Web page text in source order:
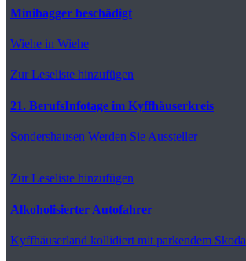
Minibagger beschädigt
Wiehe in Wiehe
Zur Leseliste hinzufügen
21. BerufsInfotage im Kyffhäuserkreis
Sondershausen Werden Sie Aussteller
Zur Leseliste hinzufügen
Alkoholisierter Autofahrer
Kyffhäuserland kollidiert mit parkendem Skoda